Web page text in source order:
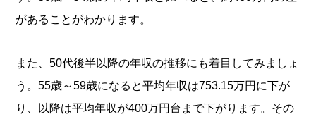
があることがわかります。
また、50代後半以降の年収の推移にも着目してみましょ
う。55歳～59歳になると平均年収は753.15万円に下が
り、以降は平均年収が400万円台まで下がります。その